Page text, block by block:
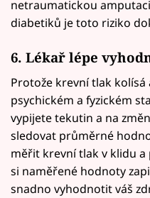
netraumatickou
diabetiků je toto riziko
6. Lékař lépe
Protože krevní tlak kolísá
psychickém a fyzickém
vypijete tekutin a na
sledovat průměrné
měřit krevní tlak v klidu
si naměřené hodnoty
snadno vyhodnotit váš